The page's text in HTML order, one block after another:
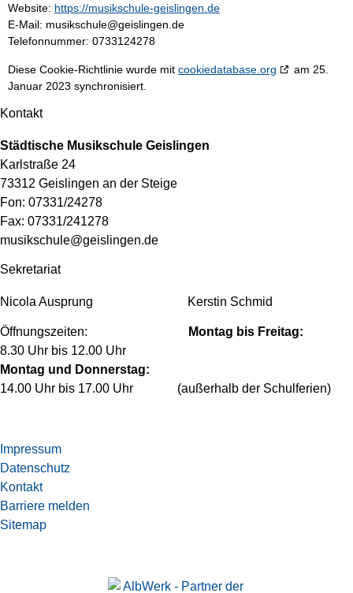
Website: https://musikschule-geislingen.de
E-Mail: musikschule@geislingen.de
Telefonnummer: 0733124278
Diese Cookie-Richtlinie wurde mit cookiedatabase.org
am 25.
Januar 2023 synchronisiert.
Kontakt
Städtische Musikschule Geislingen
Karlstraße 24
73312 Geislingen an der Steige
Fon: 07331/24278
Fax: 07331/241278
musikschule@geislingen.de
Sekretariat
Nicola Ausprung Kerstin Schmid
Öffnungszeiten:
Montag bis Freitag:
8.30 Uhr bis 12.00 Uhr
Montag und Donnerstag:
14.00 Uhr bis 17.00 Uhr (außerhalb der Schulferien)
Impressum
Datenschutz
Kontakt
Barriere melden
Sitemap